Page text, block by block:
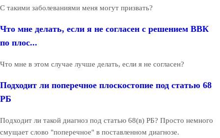
С такими заболеваниями меня могут призвать?
Что мне делать, если я не согласен с решением ВВК
по плос...
Что мне в этом случае лучше делать, если я не согласен?
Подходит ли поперечное плоскостопие под статью 68
РБ
Подходит ли такой диагноз под статью 68(в) РБ? Просто немного
смущает слово "поперечное" в поставленном диагнозе.